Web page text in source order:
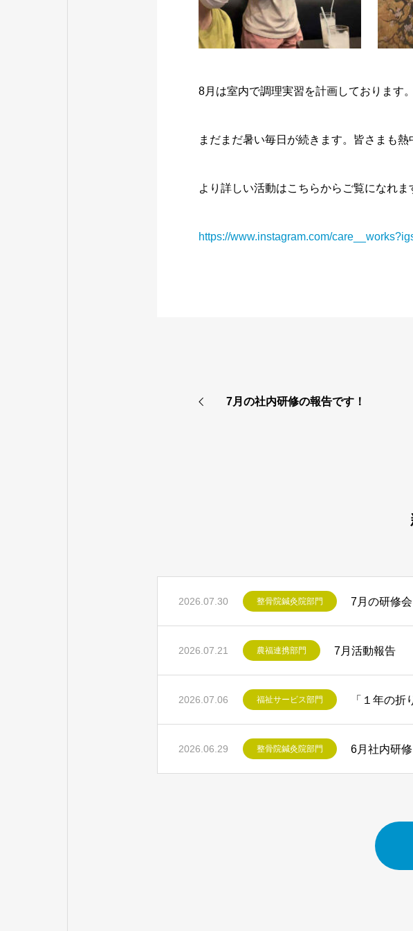
8月は室内で調理実習を計画しております。
まだまだ暑い毎日が続きます。皆さまも熱
より詳しい活動はこちらからご覧になれま
https://www.instagram.com/
7月の社内研修の報告です！
2026.07.30 整骨院鍼灸院部門 7月の研修会
2026.07.21 農福連携部門 7月活動報告
2026.07.06 福祉サービス部門 「１年の折
2026.06.29 整骨院鍼灸院部門 6月社内研修